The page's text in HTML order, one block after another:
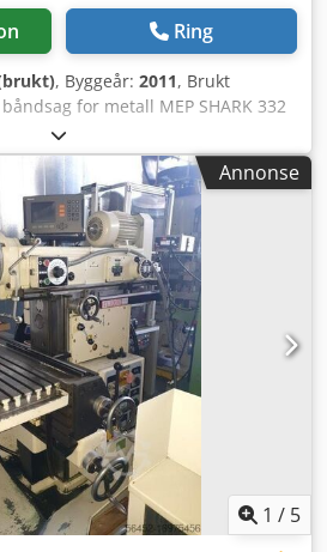
Ring
, Byggeår: 2011, Brukt
for metall MEP SHARK 332
3320x27x0,9 mm Kapsvinkel: fra
Afvsrf Driftsmoduser: manuell,
halvautomatisk, automatisk
m/min (inverter) Kapasitet: ved 0°
260 mm – rektangel 330x260 mm
Årsmodell: 2011 Vekt: 1050 kg
renovert og testet.
Annonse
1 / 5